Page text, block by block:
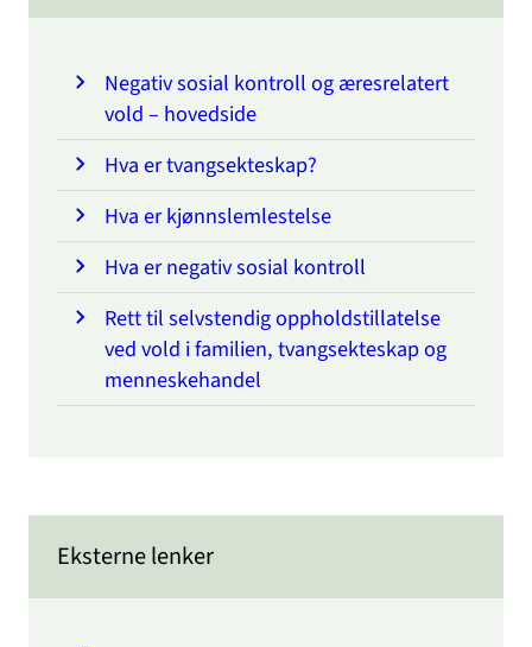
Negativ sosial kontroll og æresrelatert
vold – hovedside
Hva er tvangsekteskap?
Hva er kjønnslemlestelse
Hva er negativ sosial kontroll
Rett til selvstendig oppholdstillatelse
ved vold i familien, tvangsekteskap og
menneskehandel
Eksterne lenker